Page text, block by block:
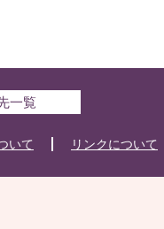
一覧
いて リンクについて